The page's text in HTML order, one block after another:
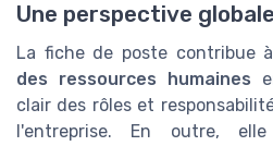
Une perspective
La fiche de poste contribue
des ressources humaines
clair des rôles et
l'entreprise. En outre,